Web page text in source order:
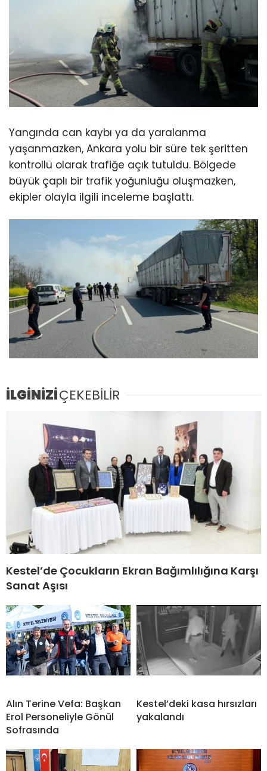
Yangında can kaybı ya da yaralanma
yaşanmazken, Ankara yolu bir süre tek şeritten
kontrollü olarak trafiğe açık tutuldu. Bölgede
büyük çaplı bir trafik yoğunluğu oluşmazken,
ekipler olayla ilgili inceleme başlattı.
İLGİNİZİÇEKEBİLİR
Kestel’de Çocukların Ekran Bağımlılığına Karşı
Sanat Aşısı
Alın Terine Vefa: Başkan
Erol Personeliyle Gönül
Sofrasında
Kestel’deki kasa hırsızları
yakalandı